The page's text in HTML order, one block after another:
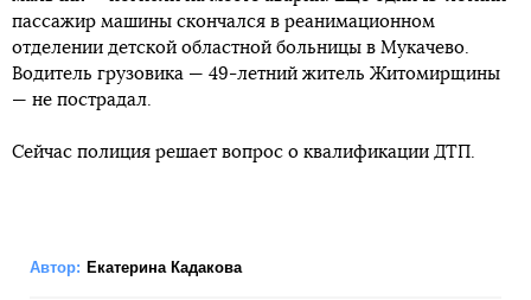
пассажир машины скончался в реанимационном
отделении детской областной больницы в Мукачево.
Водитель грузовика — 49-летний житель Житомирщины
— не пострадал.
Сейчас полиция решает вопрос о квалификации ДТП.
Автор: Екатерина Кадакова